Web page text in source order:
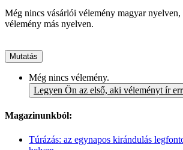
Még nincs vásárlói vélemény magyar nyelven,
vélemény más nyelven.
Mutatás
Még nincs vélemény.
Legyen Ön az első, aki véleményt ír
Magazinunkból:
Túrázás: az egynapos kirándulás